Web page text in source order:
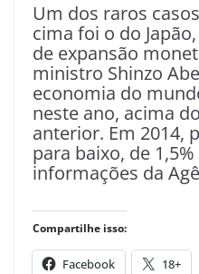
Um dos raros
cima foi o do
de expansão
ministro Shinzo
economia do
neste ano, acima
anterior. Em 2014,
para baixo, de
informações da
Compartilhe isso:
Facebook 18+